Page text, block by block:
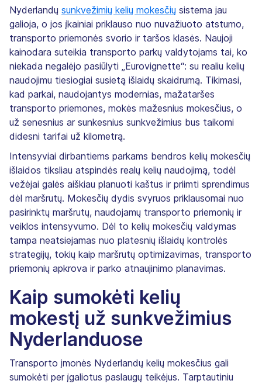
Nyderlandų sunkvežimių kelių mokesčių sistema jau
galioja, o jos įkainiai priklauso nuo nuvažiuoto atstumo,
transporto priemonės svorio ir taršos klasės. Naujoji
kainodara suteikia transporto parkų valdytojams tai, ko
niekada negalėjo pasiūlyti „Eurovignette“: su realiu kelių
naudojimu tiesiogiai susietą išlaidų skaidrumą. Tikimasi,
kad parkai, naudojantys modernias, mažataršes
transporto priemones, mokės mažesnius mokesčius, o
už senesnius ar sunkesnius sunkvežimius bus taikomi
didesni tarifai už kilometrą.
Intensyviai dirbantiems parkams bendros kelių mokesčių
išlaidos tiksliau atspindės realų kelių naudojimą, todėl
vežėjai galės aiškiau planuoti kaštus ir priimti sprendimus
dėl maršrutų. Mokesčių dydis svyruos priklausomai nuo
pasirinktų maršrutų, naudojamų transporto priemonių ir
veiklos intensyvumo. Dėl to kelių mokesčių valdymas
tampa neatsiejamas nuo platesnių išlaidų kontrolės
strategijų, tokių kaip maršrutų optimizavimas, transporto
priemonių apkrova ir parko atnaujinimo planavimas.
Kaip sumokėti kelių
mokestį už sunkvežimius
Nyderlanduose
Transporto įmonės Nyderlandų kelių mokesčius gali
sumokėti per įgaliotus paslaugų teikėjus. Tarptautiniu